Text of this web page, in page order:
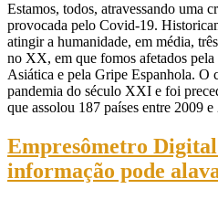
Estamos, todos, atravessando uma
provocada pelo Covid-19.
atingir a humanidade, em média,
no XX, em que fomos afetados
Asiática e pela Gripe Espanhola. O
pandemia do século XXI e foi
que assolou 187 países entre 2009
Empresômetro
informação pode